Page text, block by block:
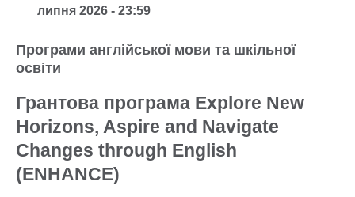
липня 2026 - 23:59
Програми англійської мови та шкільної
освіти
Грантова програма Explore New
Horizons, Aspire and Navigate
Changes through English
(ENHANCE)